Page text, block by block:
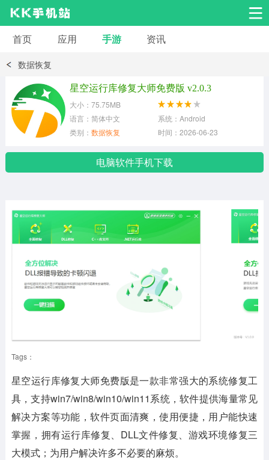
安卓应用
小说漫画
金融理财 新闻资讯
安卓其它
首页 应用 手游 资讯
数据恢复
星空运行库修复大师免费版 v2.0.3
大小：75.75MB
语言：简体中文
系统：Android
类别： 数据恢复 时间：2026-06-23
电脑软件手机下载
Tags：
星空运行库修复大师免费版是一款非常强大的系统修复工
具，支持win7/win8/win10/win11系统，软件提供海量常见
解决方案等功能，软件页面清爽，使用便捷，用户能快速
掌握，拥有运行库修复、DLL文件修复、游戏环境修复三
大模式；为用户解决许多不必要的麻烦。